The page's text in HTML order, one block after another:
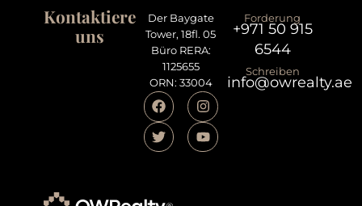
Kontaktiere
uns
Der Baygate
Tower, 18fl. 05
Büro RERA:
1125655
ORN: 33004
Forderung
+971 50 915
6544
Schreiben
info@owrealty.ae